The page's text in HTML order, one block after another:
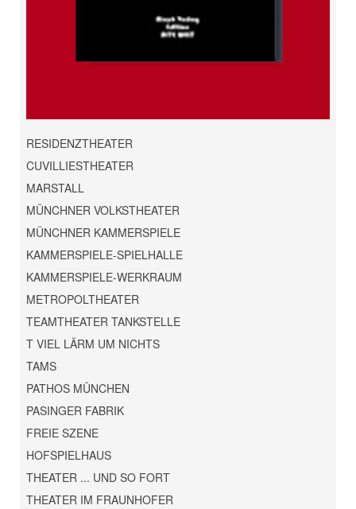
RESIDENZTHEATER
CUVILLIESTHEATER
MARSTALL
MÜNCHNER VOLKSTHEATER
MÜNCHNER KAMMERSPIELE
KAMMERSPIELE-SPIELHALLE
KAMMERSPIELE-WERKRAUM
METROPOLTHEATER
TEAMTHEATER TANKSTELLE
T VIEL LÄRM UM NICHTS
TAMS
PATHOS MÜNCHEN
PASINGER FABRIK
FREIE SZENE
HOFSPIELHAUS
THEATER ... UND SO FORT
THEATER IM FRAUNHOFER